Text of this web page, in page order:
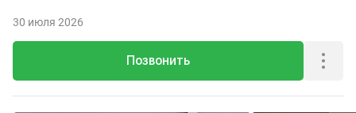
Позвонить
30 июля 2026